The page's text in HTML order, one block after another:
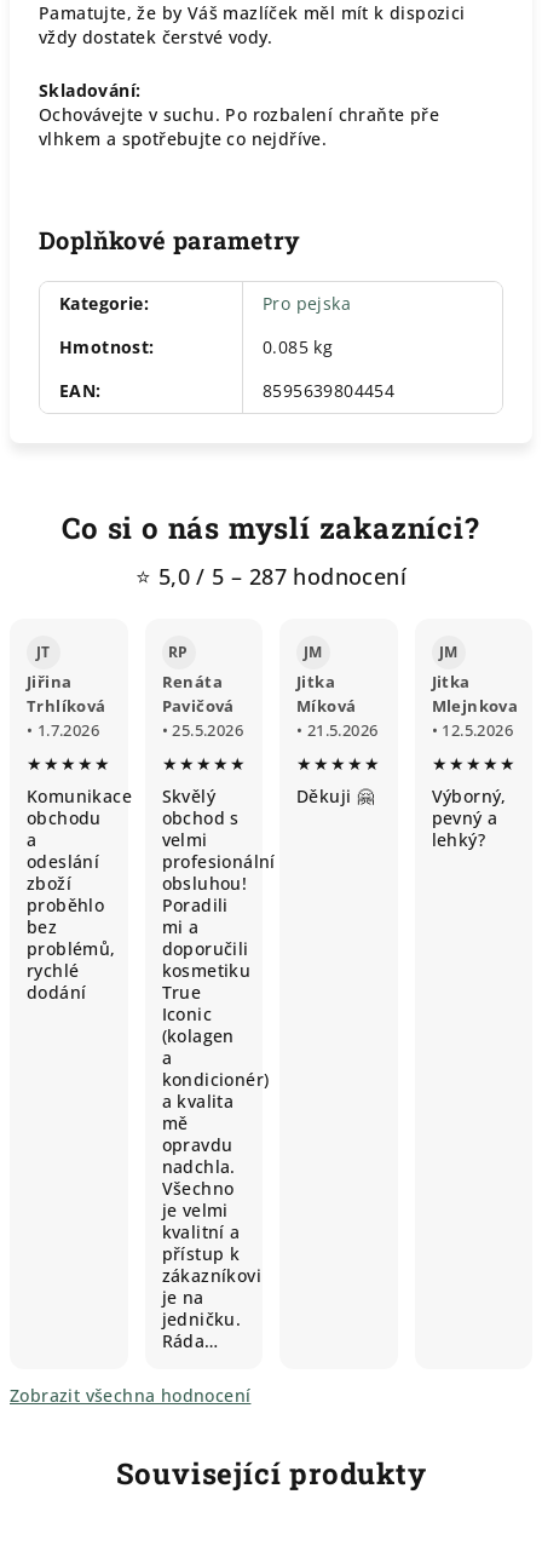
Pamatujte, že by Váš mazlíček měl mít k dispozici
vždy dostatek čerstvé vody.
Skladování:
Ochovávejte v suchu. Po rozbalení chraňte pře
vlhkem a spotřebujte co nejdříve.
Doplňkové parametry
Kategorie:
Pro pejska
Hmotnost:
0.085 kg
EAN: 8595639804454
Co si o nás myslí zakazníci?
⭐ 5,0 / 5 – 287 hodnocení
JT
Jiřina
Trhlíková
• 1.7.2026
★★★★★
Komunikace
obchodu
a
odeslání
zboží
proběhlo
bez
problémů,
rychlé
dodání
RP
Renáta
Pavičová
• 25.5.2026
★★★★★
Skvělý
obchod s
velmi
profesionální
obsluhou!
Poradili
mi a
doporučili
kosmetiku
True
Iconic
(kolagen
a
kondicionér)
a kvalita
mě
opravdu
nadchla.
Všechno
je velmi
kvalitní a
přístup k
zákazníkovi
je na
jedničku.
Ráda…
JM
Jitka
Míková
• 21.5.2026
★★★★★
Děkuji 🤗
JM
Jitka
Mlejnkova
• 12.5.2026
★★★★★
Výborný,
pevný a
lehký?
Zobrazit všechna hodnocení
Související produkty